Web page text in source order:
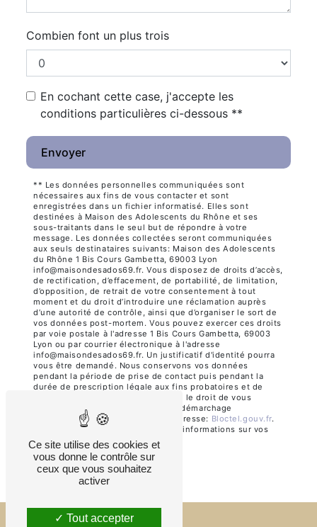
Combien font un plus trois
En cochant cette case, j'accepte les
conditions particulières ci-dessous **
Envoyer
** Les données personnelles communiquées sont
nécessaires aux fins de vous contacter et sont
enregistrées dans un fichier informatisé. Elles sont
destinées à Maison des Adolescents du Rhône et ses
sous-traitants dans le seul but de répondre à votre
message. Les données collectées seront communiquées
aux seuls destinataires suivants: Maison des Adolescents
du Rhône 1 Bis Cours Gambetta, 69003 Lyon
info@maisondesados69.fr. Vous disposez de droits d’accès,
de rectification, d’effacement, de portabilité, de limitation,
d’opposition, de retrait de votre consentement à tout
moment et du droit d’introduire une réclamation auprès
d’une autorité de contrôle, ainsi que d’organiser le sort de
vos données post-mortem. Vous pouvez exercer ces droits
par voie postale à l'adresse 1 Bis Cours Gambetta, 69003
Lyon ou par courrier électronique à l'adresse
info@maisondesados69.fr. Un justificatif d'identité pourra
vous être demandé. Nous conservons vos données
pendant la période de prise de contact puis pendant la
durée de prescription légale aux fins probatoires et de
gestion des contentieux. Vous avez le droit de vous
inscrire sur la liste d'opposition au démarchage
téléphonique, disponible à cette adresse:
Bloctel.gouv.fr.
Consultez le site cnil.fr pour plus d’informations sur vos
droits.
Ce site utilise des cookies et
vous donne le contrôle sur
ceux que vous souhaitez
activer
Tout accepter